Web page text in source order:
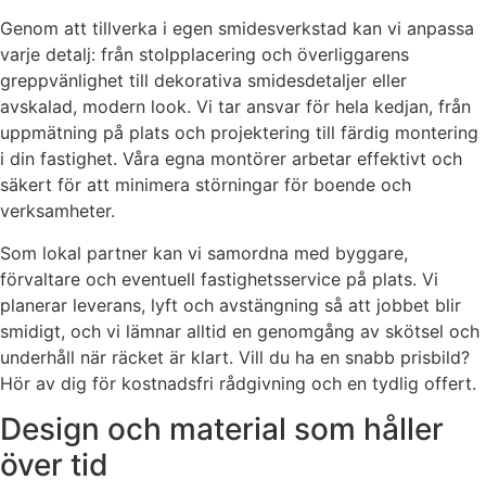
Genom att tillverka i egen smidesverkstad kan vi anpassa
varje detalj: från stolpplacering och överliggarens
greppvänlighet till dekorativa smidesdetaljer eller
avskalad, modern look. Vi tar ansvar för hela kedjan, från
uppmätning på plats och projektering till färdig montering
i din fastighet. Våra egna montörer arbetar effektivt och
säkert för att minimera störningar för boende och
verksamheter.
Som lokal partner kan vi samordna med byggare,
förvaltare och eventuell fastighetsservice på plats. Vi
planerar leverans, lyft och avstängning så att jobbet blir
smidigt, och vi lämnar alltid en genomgång av skötsel och
underhåll när räcket är klart. Vill du ha en snabb prisbild?
Hör av dig för kostnadsfri rådgivning och en tydlig offert.
Design och material som håller
över tid